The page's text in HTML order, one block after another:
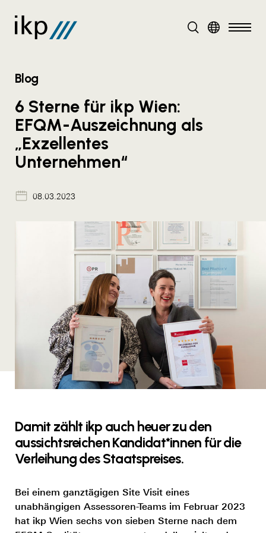
DE
Blog
6 Sterne für ikp Wien:
EFQM-Auszeichnung als
„Exzellentes
Unternehmen“
08.03.2023
Damit zählt ikp auch heuer zu den
aussichtsreichen Kandidat*innen für die
Verleihung des Staatspreises.
Bei einem ganztägigen Site Visit eines
unabhängigen Assessoren-Teams im Februar 2023
hat ikp Wien sechs von sieben Sterne nach dem